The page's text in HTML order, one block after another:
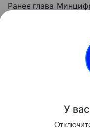
Ранее глава
У